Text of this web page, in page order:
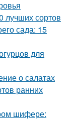
лучших сортов
сада: 15
для
о салатах
ранних
шифере: